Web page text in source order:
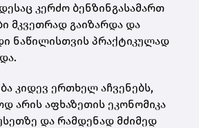
კერძო ბენზინგასამართ
მკვეთრად გაიზარდა და
ნაწილისთვის პრაქტიკულად
კიდევ ერთხელ აჩვენებს,
არის აფხაზეთის ეკონომიკა
და რამდენად მძიმედ